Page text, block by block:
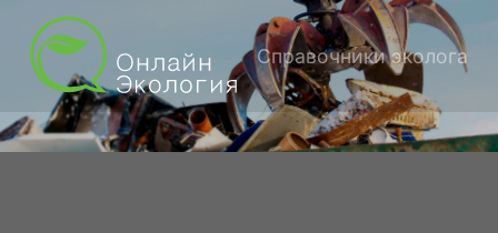
Справочники эколога